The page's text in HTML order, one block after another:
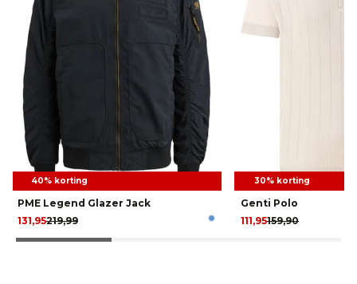
40% korting
PME Legend Glazer Jack
219,99
131,95
30% korting
Genti Polo
159,90
111,95